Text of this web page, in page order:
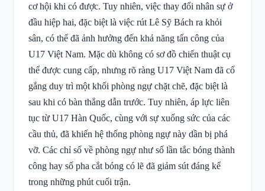
cơ hội khi có được. Tuy nhiên, việc thay đổi nhân sự ở
đầu hiệp hai, đặc biệt là việc rút Lê Sỹ Bách ra khỏi
sân, có thể đã ảnh hưởng đến khả năng tấn công của
U17 Việt Nam. Mặc dù không có sơ đồ chiến thuật cụ
thể được cung cấp, nhưng rõ ràng U17 Việt Nam đã cố
gắng duy trì một khối phòng ngự chặt chẽ, đặc biệt là
sau khi có bàn thắng dẫn trước. Tuy nhiên, áp lực liên
tục từ U17 Hàn Quốc, cùng với sự xuống sức của các
cầu thủ, đã khiến hệ thống phòng ngự này dần bị phá
vỡ. Các chỉ số về phòng ngự như số lần tắc bóng thành
công hay số pha cắt bóng có lẽ đã giảm sút đáng kể
trong những phút cuối trận.